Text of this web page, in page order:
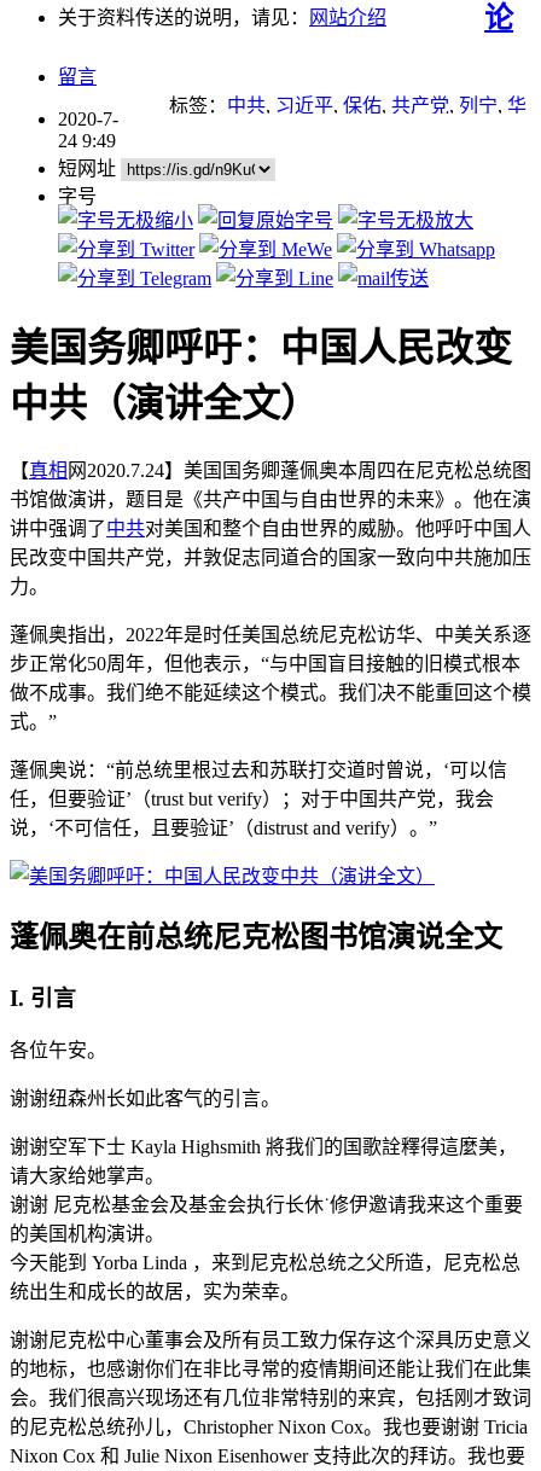
关于资料传送的说明，请见：
网站介绍
论
留言
标签： 中共, 习近平, 保佑, 共产党, 列宁, 华
谎言,迫害,重点推荐
2020-7-
24 9:49
短网址
字号
美国务卿呼吁：中国人民改变
中共（演讲全文）
【真相 网2020.7.24】美国国务卿蓬佩奥本周四在尼克松总统图
书馆做演讲，题目是《共产中国与自由世界的未来》。他在演
讲中强调了中共对美国和整个自由世界的威胁。他呼吁中国人
民改变中国共产党，并敦促志同道合的国家一致向中共施加压
力。
蓬佩奥指出，2022年是时任美国总统尼克松访华、中美关系逐
步正常化50周年，但他表示，“与中国盲目接触的旧模式根本
做不成事。我们绝不能延续这个模式。我们决不能重回这个模
式。”
蓬佩奥说：“前总统里根过去和苏联打交道时曾说，‘可以信
任，但要验证’（trust but verify）；对于中国共产党，我会
说，‘不可信任，且要验证’（distrust and verify）。”
蓬佩奥在前总统尼克松图书馆演说全文
I. 引言
各位午安。
谢谢纽森州长如此客气的引言。
谢谢空军下士 Kayla Highsmith 將我们的国歌詮釋得這麼美，
请大家给她掌声。
谢谢 尼克松基金会及基金会执行长休˙修伊邀请我来这个重要
的美国机构演讲。
今天能到 Yorba Linda ，来到尼克松总统之父所造，尼克松总
统出生和成长的故居，实为荣幸。
谢谢尼克松中心董事会及所有员工致力保存这个深具历史意义
的地标，也感谢你们在非比寻常的疫情期间还能让我们在此集
会。我们很高兴现场还有几位非常特别的来宾，包括刚才致词
的尼克松总统孙儿，Christopher Nixon Cox。我也要谢谢 Tricia
Nixon Cox 和 Julie Nixon Eisenhower 支持此次的拜访。我也要